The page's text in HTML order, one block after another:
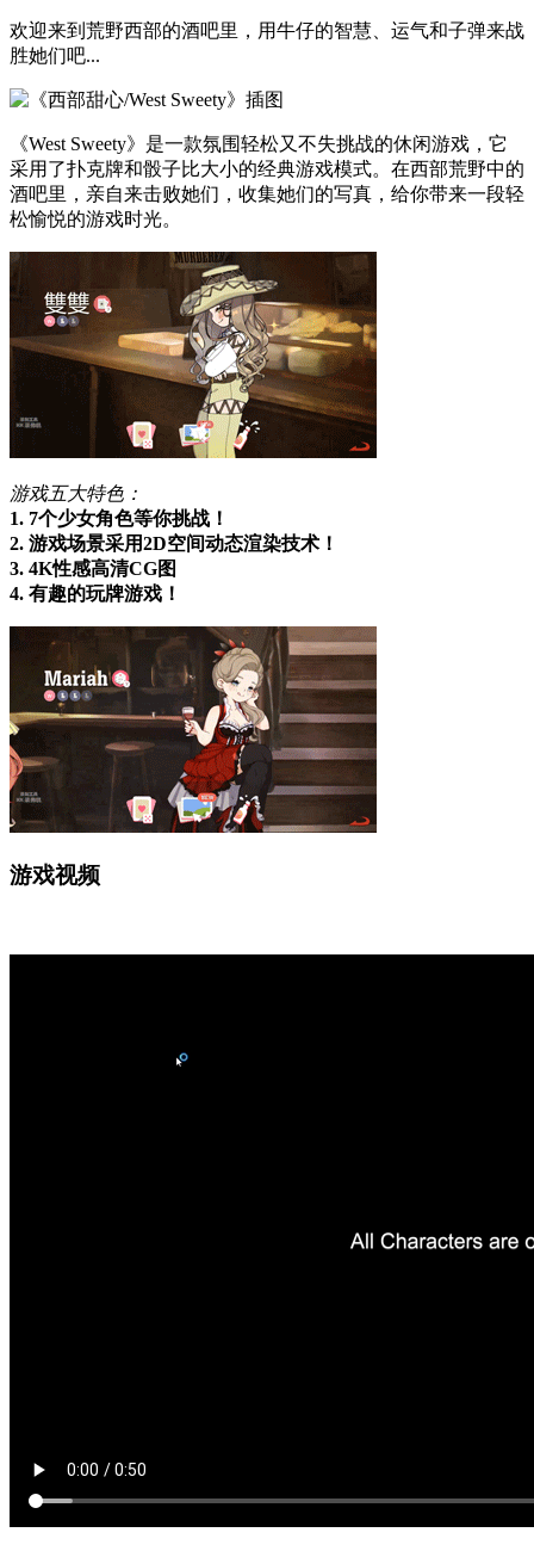
欢迎来到荒野西部的酒吧里，用牛仔的智慧、运气和子弹来战
胜她们吧...
《West Sweety》是一款氛围轻松又不失挑战的休闲游戏，它
采用了扑克牌和骰子比大小的经典游戏模式。在西部荒野中的
酒吧里，亲自来击败她们，收集她们的写真，给你带来一段轻
松愉悦的游戏时光。
游戏五大特色：
1. 7个少女角色等你挑战！
2. 游戏场景采用2D空间动态渲染技术！
3. 4K性感高清CG图
4. 有趣的玩牌游戏！
游戏视频